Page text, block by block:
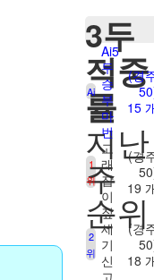
3두
적중
률
지난
주
순위
Ai
Ai5
두
승
부
마
번
(경
15
1
위
고
래
잡
이
(경
19
2
위
짚
세
기
신
고
(경
18